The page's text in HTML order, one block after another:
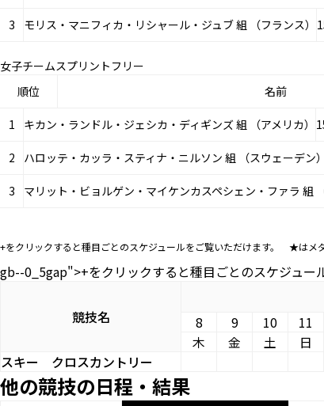
3 モリス・マニフィカ・リシャール・ジュブ 組 （フランス）
女子チームスプリントフリー
順位
名前
1 キカン・ランドル・ジェシカ・ディギンズ 組 （アメリカ）
2 ハロッテ・カッラ・スティナ・ニルソン 組 （スウェーデン）
3 マリット・ビョルゲン・マイケンカスペシェン・ファラ 組
+をクリックすると種目ごとのスケジュールをご覧いただけます。 ★はメダ
gb--0_5gap">+をクリックすると種目ごとのスケジュ
競技名
8
9 10 11
木
金 土 日
スキー クロスカントリー
他の競技の日程・結果